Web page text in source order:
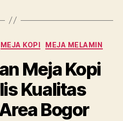
Kategori
MEJA KOPI MEJA MELAMIN
Meja Kopi
Kualitas
Bogor